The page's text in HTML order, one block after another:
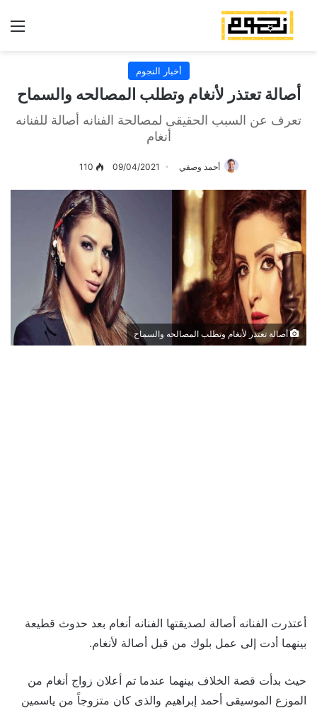
أخبار النجوم
أصالة تعتذر لأنغام وتطلب المصالحه والسماح
تعرف عن السبب الحقيقى لمصالحة الفنانه أصالة للفنانه
أنغام
أحمد وصفي 09/04/2021
110
أصالة تعتذر لأنغام وتطلب المصالحه والسماح
أعتذرت الفنانه أصالة لصديقتها الفنانه أنغام بعد حدوث قطيعة
بينهما أدت إلى عمل بلوك من قبل أصالة لأنغام.
حيث بدأت قصة الخلاف بينهما عندما تم أعلان زواج أنغام من
الموزع الموسيقى أحمد إبراهيم والذى كان متزوجاً من ياسمين